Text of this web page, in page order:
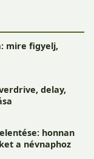
mire figyelj,
delay,
honnan
a névnaphoz